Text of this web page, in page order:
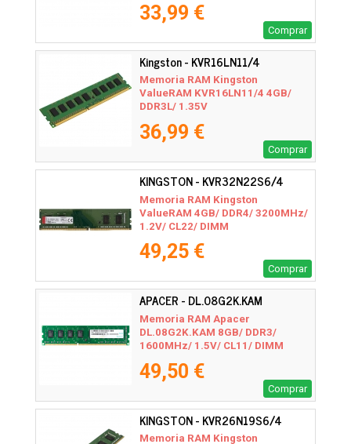
33,99 €
Comprar
Kingston - KVR16LN11/4
Memoria RAM Kingston
ValueRAM KVR16LN11/4 4GB/
DDR3L/ 1.35V
36,99 €
Comprar
KINGSTON - KVR32N22S6/4
Memoria RAM Kingston
ValueRAM 4GB/ DDR4/ 3200MHz/
1.2V/ CL22/ DIMM
49,25 €
Comprar
APACER - DL.08G2K.KAM
Memoria RAM Apacer
DL.08G2K.KAM 8GB/ DDR3/
1600MHz/ 1.5V/ CL11/ DIMM
49,50 €
Comprar
KINGSTON - KVR26N19S6/4
Memoria RAM Kingston